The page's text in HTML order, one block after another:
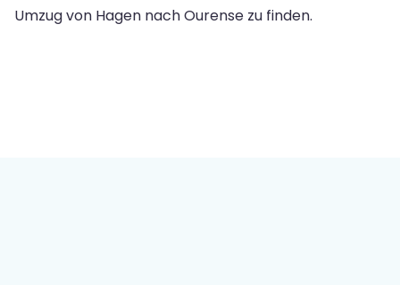
Umzug von Hagen nach Ourense zu finden.